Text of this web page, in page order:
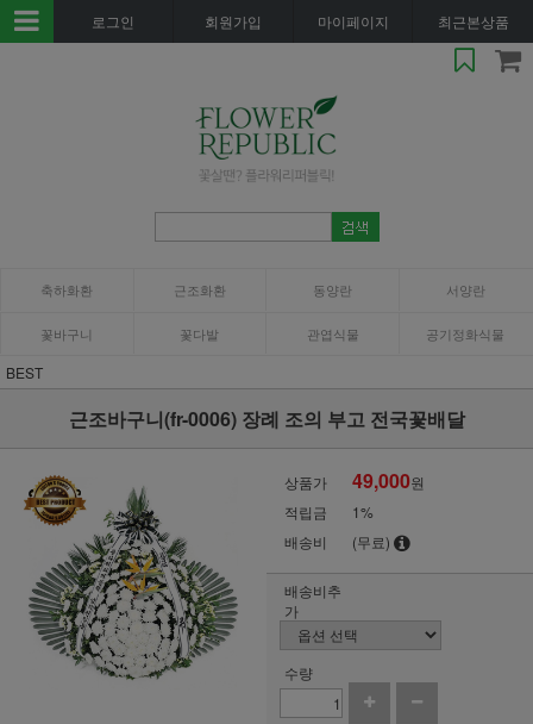
로그인 회원가입 마이페이지 최근본상품
축하화환 근조화환 동양란 서양란
꽃바구니 꽃다발 관엽식물 공기정화식물
BEST
근조바구니(fr-0006) 장례 조의 부고 전국꽃배달
상품가 49,000원
적립금
1%
배송비
(무료)
배송비추
가
수량